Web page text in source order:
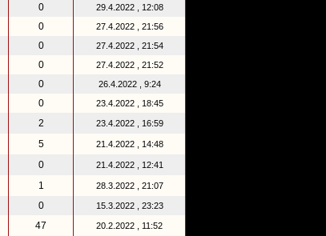
0 29.4.2022 , 12:08
0 27.4.2022 , 21:56
0 27.4.2022 , 21:54
0 27.4.2022 , 21:52
0 26.4.2022 , 9:24
0 23.4.2022 , 18:45
2 23.4.2022 , 16:59
5 21.4.2022 , 14:48
0 21.4.2022 , 12:41
1 28.3.2022 , 21:07
0 15.3.2022 , 23:23
47 20.2.2022 , 11:52